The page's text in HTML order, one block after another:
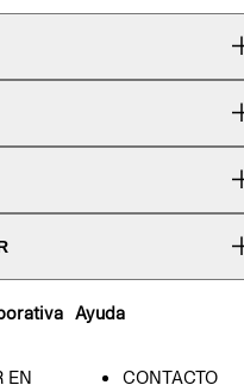
EN
Ayuda
CONTACTO